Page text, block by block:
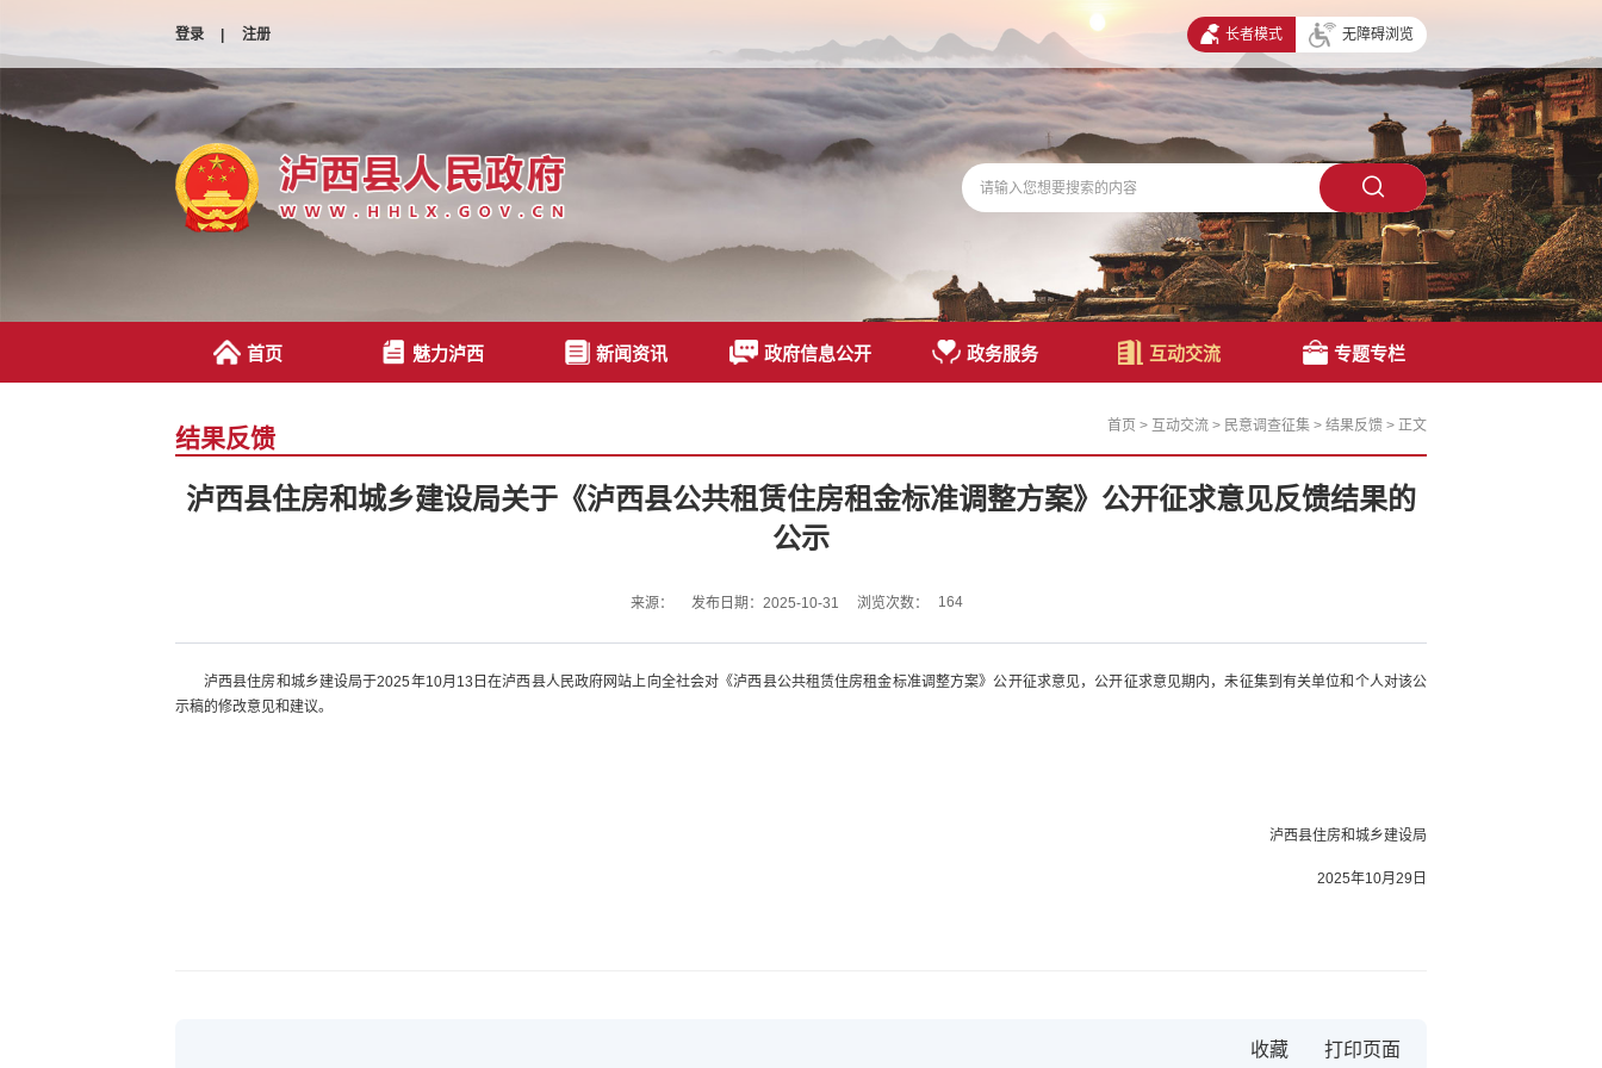
登录 | 注册 长者模式 无障碍浏览
首页 魅力泸西 新闻资讯 政府信息公开 政务服务 互动交流 专题专栏
结果反馈 首页 > 互动交流 > 民意调查征集 > 结果反馈 > 正文
泸西县住房和城乡建设局关于《泸西县公共租赁住房租金标准调整方案》公开征求意见反馈结果的
公示
来源： 发布日期：2025-10-31 浏览次数： 164
泸西县住房和城乡建设局于2025年10月13日在泸西县人民政府网站上向全社会对《泸西县公共租赁住房租金标准调整方案》公开征求意见，公开征求意见期内，未征集到有关单位和个人对该公
示稿的修改意见和建议。
泸西县住房和城乡建设局
2025年10月29日
收藏